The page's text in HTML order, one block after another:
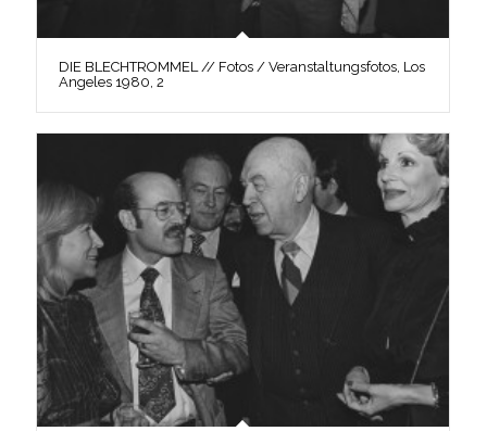
DIE BLECHTROMMEL // Fotos / Veranstaltungsfotos, Los
Angeles 1980, 2